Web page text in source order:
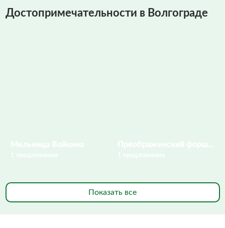
Достопримечательности в Волгограде
Показать все